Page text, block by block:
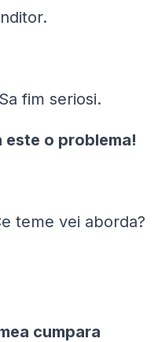
fim seriosi.
este o problema!
teme vei aborda?
cumpara